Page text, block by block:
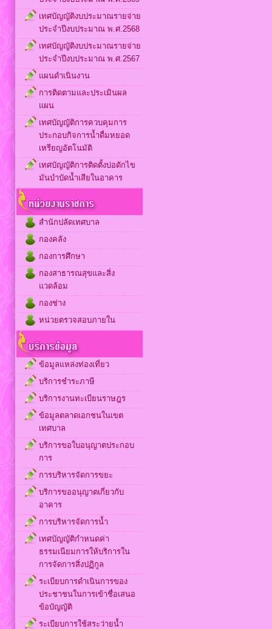
เทศบัญญัติงบประมาณรายจ่าย
ประจำปีงบประมาณ พ.ศ.2568
เทศบัญญัติงบประมาณรายจ่าย
ประจำปีงบประมาณ พ.ศ.2567
แผนดำเนินงาน
การติดตามและประเมินผล
แผน
เทศบัญญัติการควบคุมการ
ประกอบกิจการน้ำดื่มหยอด
เหรียญอัตโนมัติ
เทศบัญญัติการติดตั้งบ่อดักไข
มันบำบัดน้ำเสียในอาคาร
สำนักปลัดเทศบาล
กองคลัง
กองการศึกษา
กองสาธารณสุขและสิ่ง
แวดล้อม
กองช่าง
หน่วยตรวจสอบภายใน
ข้อมูลแหล่งท่องเที่ยว
บริการชำระภาษี
บริการงานทะเบียนราษฎร
ข้อมูลตลาดเอกชนในเขต
เทศบาล
บริการขอใบอนุญาตประกอบ
การ
การบริหารจัดการขยะ
บริการขออนุญาตเกี่ยวกับ
อาคาร
การบริหารจัดการน้ำ
เทศบัญญัติกำหนดค่า
ธรรมเนียมการให้บริการใน
การจัดการสิ่งปฏิกูล
ระเบียบการดำเนินการของ
ประชาชนในการเข้าชื่อเสนอ
ข้อบัญญัติ
ระเบียบการใช้สระว่ายน้ำ